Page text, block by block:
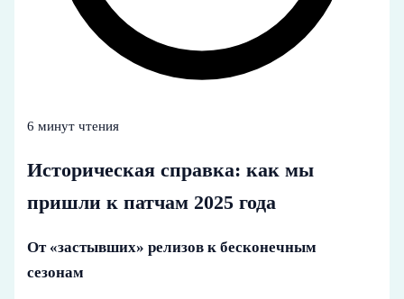
6 минут чтения
Историческая справка: как мы
пришли к патчам 2025 года
От «застывших» релизов к бесконечным
сезонам